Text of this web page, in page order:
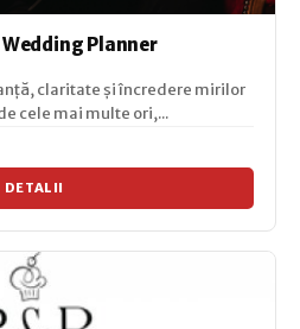
Wedding Planner
claritate și încredere mirilor
cele mai multe ori,...
DETALII